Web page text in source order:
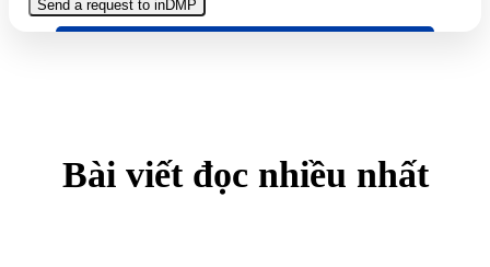
Bài viết đọc nhiều nhất